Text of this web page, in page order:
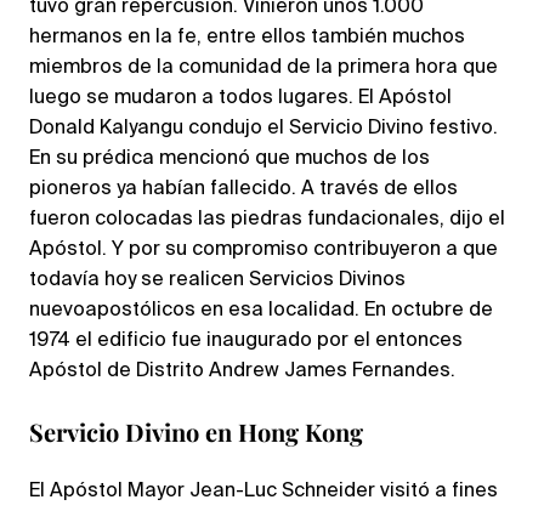
tuvo gran repercusión. Vinieron unos 1.000
hermanos en la fe, entre ellos también muchos
miembros de la comunidad de la primera hora que
luego se mudaron a todos lugares. El Apóstol
Donald Kalyangu condujo el Servicio Divino festivo.
En su prédica mencionó que muchos de los
pioneros ya habían fallecido. A través de ellos
fueron colocadas las piedras fundacionales, dijo el
Apóstol. Y por su compromiso contribuyeron a que
todavía hoy se realicen Servicios Divinos
nuevoapostólicos en esa localidad. En octubre de
1974 el edificio fue inaugurado por el entonces
Apóstol de Distrito Andrew James Fernandes.
Servicio Divino en Hong Kong
El Apóstol Mayor Jean-Luc Schneider visitó a fines